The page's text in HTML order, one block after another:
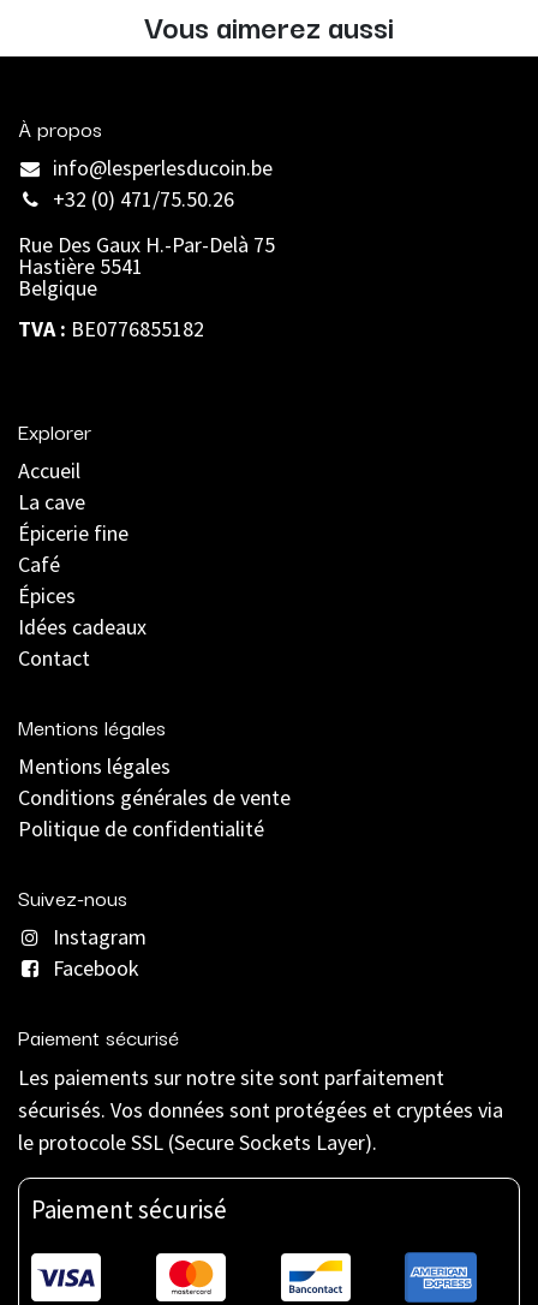
Vous aimerez aussi
À propos
info@lesperlesducoin.be​
+32 (0) 471/75.50.26
Rue Des Gaux H.-Par-Delà 75
Hastière 5541
Belgique
TVA : BE0776855182
Explorer
Accueil
La cave
Épicerie fine
Café
Épices
Idées cadeaux
Contact
Mentions légales
Mentions légales
Conditions générales de vente
Politique de confidentialité
Suivez-nous
Instagram
Facebook
Paiement sécurisé
Les paiements sur notre site sont parfaitement
sécurisés. Vos données sont protégées et cryptées via
le protocole SSL (Secure Sockets Layer).
Paiement sécurisé